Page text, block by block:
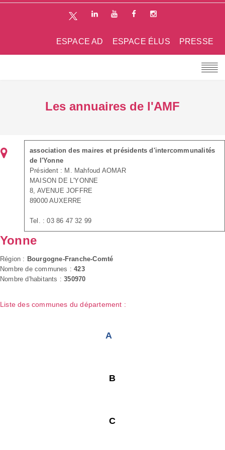
PRESSE
ESPACE ÉLUS
ESPACE AD
Les annuaires de l'AMF
association des maires et présidents d'intercommunalités
de l'Yonne
Président : M. Mahfoud AOMAR
MAISON DE L'YONNE
8, AVENUE JOFFRE
89000 AUXERRE
Tel. : 03 86 47 32 99
Yonne
Région : Bourgogne-Franche-Comté
Nombre de communes :423
Nombre d'habitants :350970
Liste des communes du département :
A
B
C